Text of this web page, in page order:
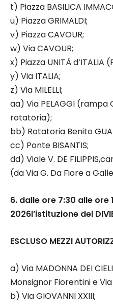
t) Piazza BASILICA
u) Piazza GRIMALDI;
v) Piazza CAVOUR;
w) Via CAVOUR;
x) Piazza UNITÀ d’ITALIA
y) Via ITALIA;
z) Via MILELLI;
aa) Via PELAGGI
rotatoria);
bb) Rotatoria Benito
cc) Ponte BISANTIS;
dd) Viale V. DE
(da Via G. Da Fiore a
6. dalle ore 7:30 alle ore
2026l’istituzione del
ESCLUSO MEZZI
a) Via MADONNA DEI
Monsignor Fiorentini e Via
b) Via GIOVANNI XXIII;